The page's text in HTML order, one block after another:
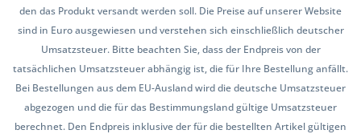
den das Produkt versandt werden soll. Die Preise auf unserer Website
sind in Euro ausgewiesen und verstehen sich einschließlich deutscher
Umsatzsteuer. Bitte beachten Sie, dass der Endpreis von der
tatsächlichen Umsatzsteuer abhängig ist, die für Ihre Bestellung anfällt.
Bei Bestellungen aus dem EU-Ausland wird die deutsche Umsatzsteuer
abgezogen und die für das Bestimmungsland gültige Umsatzsteuer
berechnet. Den Endpreis inklusive der für die bestellten Artikel gültigen